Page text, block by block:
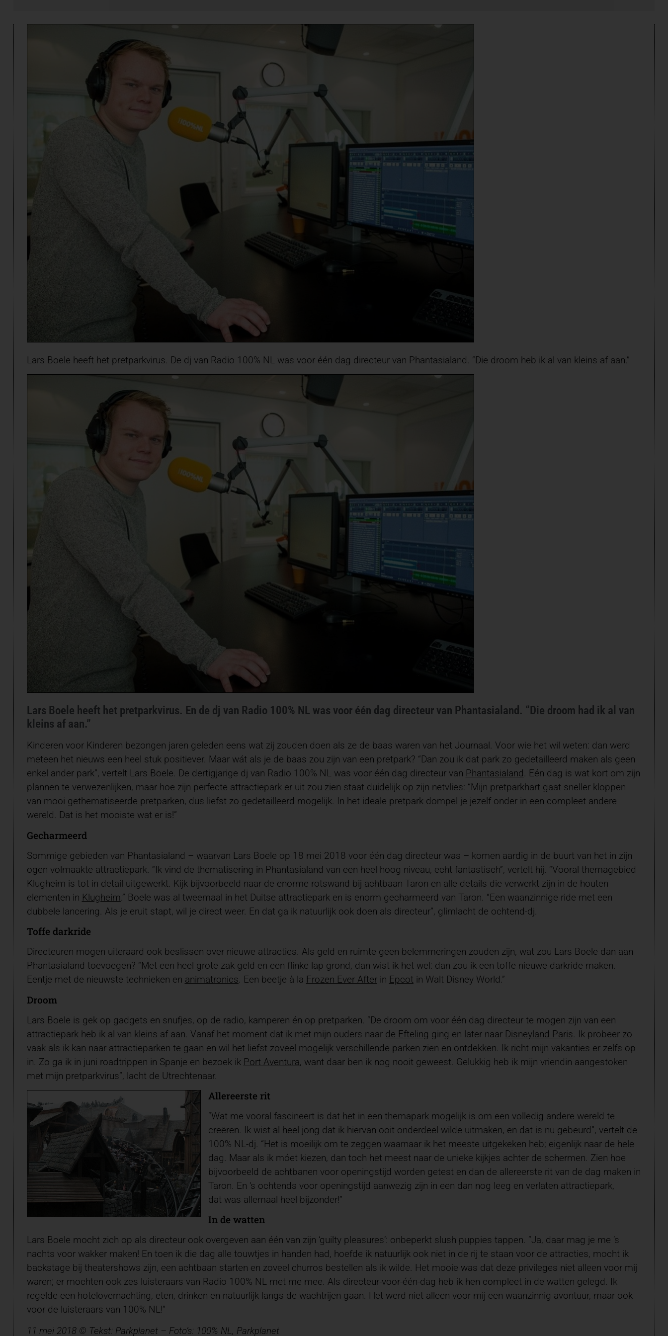
Lars Boele heeft het pretparkvirus. De dj van Radio 100% NL was voor één dag directeur van Phantasialand. “Die droom heb ik al van kleins af aan.”
Lars Boele heeft het pretparkvirus. En de dj van Radio 100% NL was voor één dag directeur van Phantasialand. “Die droom had ik al van
kleins af aan.”
Kinderen voor Kinderen bezongen jaren geleden eens wat zij zouden doen als ze de baas waren van het Journaal. Voor wie het wil weten: dan werd
meteen het nieuws een heel stuk positiever. Maar wát als je de baas zou zijn van een pretpark? “Dan zou ik dat park zo gedetailleerd maken als geen
enkel ander park”, vertelt Lars Boele. De dertigjarige dj van Radio 100% NL was voor één dag directeur van Phantasialand. Eén dag is wat kort om zijn
plannen te verwezenlijken, maar hoe zijn perfecte attractiepark er uit zou zien staat duidelijk op zijn netvlies: “Mijn pretparkhart gaat sneller kloppen
van mooi gethematiseerde pretparken, dus liefst zo gedetailleerd mogelijk. In het ideale pretpark dompel je jezelf onder in een compleet andere
wereld. Dat is het mooiste wat er is!”
Gecharmeerd
Sommige gebieden van Phantasialand – waarvan Lars Boele op 18 mei 2018 voor één dag directeur was – komen aardig in de buurt van het in zijn
ogen volmaakte attractiepark. “Ik vind de thematisering in Phantasialand van een heel hoog niveau, echt fantastisch”, vertelt hij. “Vooral themagebied
Klugheim is tot in detail uitgewerkt. Kijk bijvoorbeeld naar de enorme rotswand bij achtbaan Taron en alle details die verwerkt zijn in de houten
elementen in Klugheim.” Boele was al tweemaal in het Duitse attractiepark en is enorm gecharmeerd van Taron. “Een waanzinnige ride met een
dubbele lancering. Als je eruit stapt, wil je direct weer. En dat ga ik natuurlijk ook doen als directeur”, glimlacht de ochtend-dj.
Toffe darkride
Directeuren mogen uiteraard ook beslissen over nieuwe attracties. Als geld en ruimte geen belemmeringen zouden zijn, wat zou Lars Boele dan aan
Phantasialand toevoegen? “Met een heel grote zak geld en een flinke lap grond, dan wist ik het wel: dan zou ik een toffe nieuwe darkride maken.
Eentje met de nieuwste technieken en animatronics. Een beetje à la Frozen Ever Afterin Epcot in Walt Disney World.”
Droom
Lars Boele is gek op gadgets en snufjes, op de radio, kamperen én op pretparken. “De droom om voor één dag directeur te mogen zijn van een
attractiepark heb ik al van kleins af aan. Vanaf het moment dat ik met mijn ouders naar de Efteling ging en later naar Disneyland Paris . Ik probeer zo
vaak als ik kan naar attractieparken te gaan en wil het liefst zoveel mogelijk verschillende parken zien en ontdekken. Ik richt mijn vakanties er zelfs op
in. Zo ga ik in juni roadtrippen in Spanje en bezoek ik Port Aventura, want daar ben ik nog nooit geweest. Gelukkig heb ik mijn vriendin aangestoken
met mijn pretparkvirus”, lacht de Utrechtenaar.
Allereerste rit
“Wat me vooral fascineert is dat het in een themapark mogelijk is om een volledig andere wereld te
creëren. Ik wist al heel jong dat ik hiervan ooit onderdeel wilde uitmaken, en dat is nu gebeurd”, vertelt de
100% NL-dj. “Het is moeilijk om te zeggen waarnaar ik het meeste uitgekeken heb; eigenlijk naar de hele
dag. Maar als ik móet kiezen, dan toch het meest naar de unieke kijkjes achter de schermen. Zien hoe
bijvoorbeeld de achtbanen voor openingstijd worden getest en dan de allereerste rit van de dag maken in
Taron. En ‘s ochtends voor openingstijd aanwezig zijn in een dan nog leeg en verlaten attractiepark,
dat was allemaal heel bijzonder!”
In de watten
Lars Boele mocht zich op als directeur ook overgeven aan één van zijn ‘guilty pleasures’: onbeperkt slush puppies tappen. “Ja, daar mag je me ‘s
nachts voor wakker maken! En toen ik die dag alle touwtjes in handen had, hoefde ik natuurlijk ook niet in de rij te staan voor de attracties, mocht ik
backstage bij theatershows zijn, een achtbaan starten en zoveel churros bestellen als ik wilde. Het mooie was dat deze privileges niet alleen voor mij
waren; er mochten ook zes luisteraars van Radio 100% NL met me mee. Als directeur-voor-één-dag heb ik hen compleet in de watten gelegd. Ik
regelde een hotelovernachting, eten, drinken en natuurlijk langs de wachtrijen gaan. Het werd niet alleen voor mij een waanzinnig avontuur, maar ook
voor de luisteraars van 100% NL!”
11 mei 2018 © Tekst: Parkplanet – Foto’s: 100% NL, Parkplanet